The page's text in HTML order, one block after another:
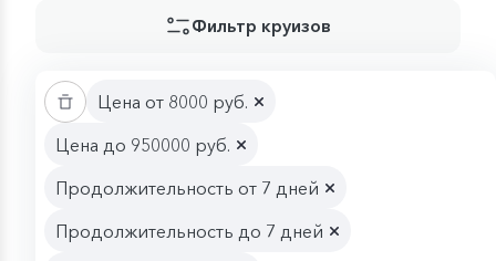
Фильтр круизов
Цена от 8000 руб.
Цена до 950000 руб.
Продолжительность от 7 дней
Продолжительность до 7 дней